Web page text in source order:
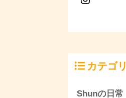
カテゴ
Shunの日常